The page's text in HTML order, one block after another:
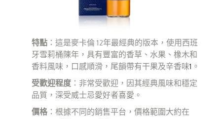
特點 ：這是麥卡倫 12年最經典的版本，使用西班
牙雪莉桶陳年，具有豐富的香草、水果、橡木和
香料風味，口感順滑，尾韻帶有干果及辛香味1 。
受歡迎程度 ：非常受歡迎，因其經典風味和穩定
品質，深受威士忌愛好者喜愛。
價格 ：根據不同的銷售平台，價格範圍大約在